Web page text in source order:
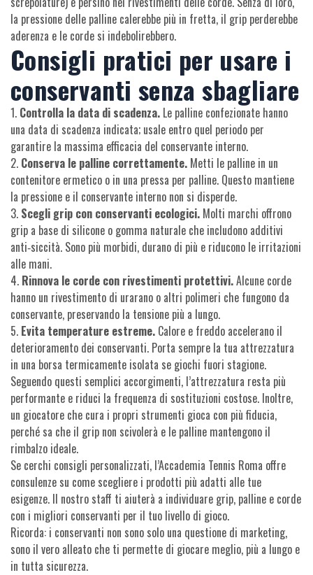
la pressione delle palline calerebbe più in fretta, il grip perderebbe
aderenza e le corde si indebolirebbero.
Consigli pratici per usare i
conservanti senza sbagliare
1. Controlla la data di scadenza. Le palline confezionate hanno
una data di scadenza indicata; usale entro quel periodo per
garantire la massima efficacia del conservante interno.
2. Conserva le palline correttamente. Metti le palline in un
contenitore ermetico o in una pressa per palline. Questo mantiene
la pressione e il conservante interno non si disperde.
3. Scegli grip con conservanti ecologici. Molti marchi offrono
grip a base di silicone o gomma naturale che includono additivi
anti‑siccità. Sono più morbidi, durano di più e riducono le irritazioni
alle mani.
4. Rinnova le corde con rivestimenti protettivi.Alcune corde
hanno un rivestimento di urarano o altri polimeri che fungono da
conservante, preservando la tensione più a lungo.
5. Evita temperature estreme. Calore e freddo accelerano il
deterioramento dei conservanti. Porta sempre la tua attrezzatura
in una borsa termicamente isolata se giochi fuori stagione.
Seguendo questi semplici accorgimenti, l’attrezzatura resta più
performante e riduci la frequenza di sostituzioni costose. Inoltre,
un giocatore che cura i propri strumenti gioca con più fiducia,
perché sa che il grip non scivolerà e le palline mantengono il
rimbalzo ideale.
Se cerchi consigli personalizzati, l’Accademia Tennis Roma offre
consulenze su come scegliere i prodotti più adatti alle tue
esigenze. Il nostro staff ti aiuterà a individuare grip, palline e corde
con i migliori conservanti per il tuo livello di gioco.
Ricorda: i conservanti non sono solo una questione di marketing,
sono il vero alleato che ti permette di giocare meglio, più a lungo e
in tutta sicurezza.